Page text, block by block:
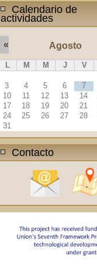
Calendario de
actividades
Agosto
«
L M M J V
3
4 5 6 7
10
11 12 13 14
17
18 19 20 21
24
25 26 27 28
31
Contacto